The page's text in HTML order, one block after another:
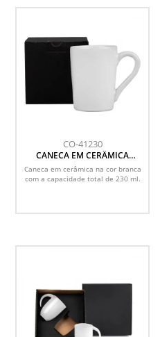
CO-41230
CANECA EM CERÂMICA
BRANCA - 230 ML
Caneca em cerâmica na cor branca
com a capacidade total de 230 ml.